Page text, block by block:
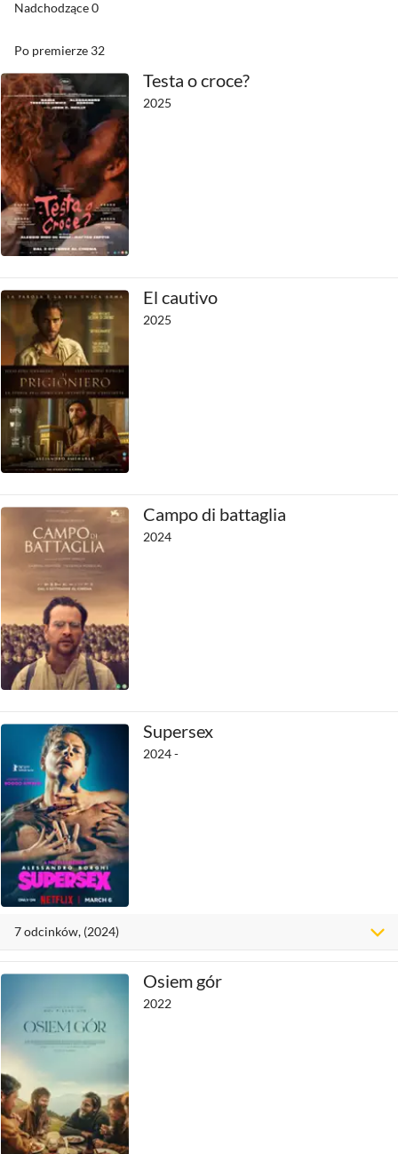
Nadchodzące0
Po premierze 32
Testa o croce?
2025
El cautivo
2025
Campo di battaglia
2024
Supersex
2024 -
7odcinków, (2024)
Osiem gór
2022